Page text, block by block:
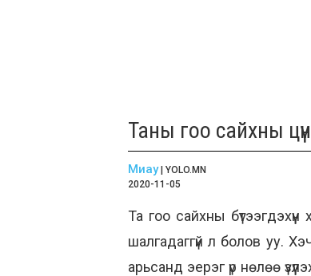
Таны гоо сайхны
Миау| YOLO.MN
2020-11-05
Та гоо сайхны
шалгадаггүй л болов уу.
арьсанд эерэг үр нөлөө